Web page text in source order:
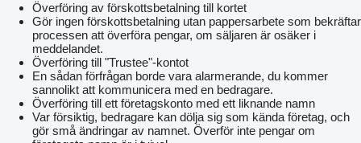
Överföring av förskottsbetalning till kortet
Gör ingen förskottsbetalning utan pappersarbete som bekräftar
processen att överföra pengar, om säljaren är osäker i
meddelandet.
Överföring till "Trustee"-kontot
En sådan förfrågan borde vara alarmerande, du kommer
sannolikt att kommunicera med en bedragare.
Överföring till ett företagskonto med ett liknande namn
Var försiktig, bedragare kan dölja sig som kända företag, och
gör små ändringar av namnet. Överför inte pengar om